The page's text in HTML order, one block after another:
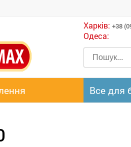
Харків: +38
Одеса:
Все для